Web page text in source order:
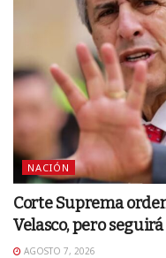
NACIÓN
Corte Suprema
Velasco, pero
AGOSTO 7, 2026